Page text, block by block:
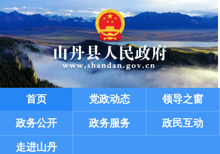
首页 党政动态 领导之窗
政务公开 政务服务 政民互动
走进山丹